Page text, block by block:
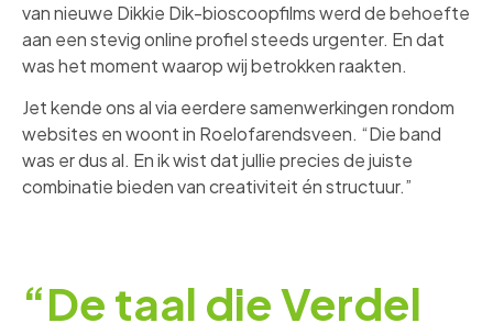
van nieuwe Dikkie Dik-bioscoopfilms werd de behoefte
aan een stevig online profiel steeds urgenter. En dat
was het moment waarop wij betrokken raakten.
Jet kende ons al via eerdere samenwerkingen rondom
websites en woont in Roelofarendsveen. “Die band
was er dus al. En ik wist dat jullie precies de juiste
combinatie bieden van creativiteit én structuur.”
“De taal die Verdel